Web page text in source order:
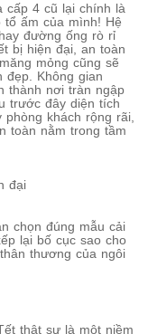
cấp 4 cũ lại chính là
ấm của mình! Hệ
đường ống rò rỉ
bị hiện đại, an toàn
mỏng cũng sẽ
đẹp. Không gian
thành nơi tràn ngập
trước đây diện tích
khách rộng rãi,
toàn nằm trong tầm
chọn đúng mẫu cải
lại bố cục sao cho
thương của ngôi
thật sự là một niềm